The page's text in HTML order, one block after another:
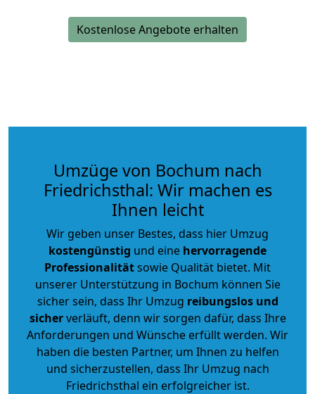
Kostenlose Angebote erhalten
Umzüge von Bochum nach
Friedrichsthal: Wir machen es
Ihnen leicht
Wir geben unser Bestes, dass hier Umzug
kostengünstig und eine hervorragende
Professionalitätsowie Qualität bietet. Mit
unserer Unterstützung in Bochum können Sie
sicher sein, dass Ihr Umzug reibungslos und
sicherverläuft, denn wir sorgen dafür, dass Ihre
Anforderungen und Wünsche erfüllt werden. Wir
haben die besten Partner, um Ihnen zu helfen
und sicherzustellen, dass Ihr Umzug nach
Friedrichsthal ein erfolgreicher ist.